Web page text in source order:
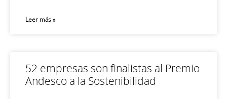
Leer más »
52 empresas son finalistas al Premio
Andesco a la Sostenibilidad